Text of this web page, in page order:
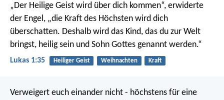
„Der Heilige Geist wird über dich kommen“, erwiderte
der Engel, „die Kraft des Höchsten wird dich
überschatten. Deshalb wird das Kind, das du zur Welt
bringst, heilig sein und Sohn Gottes genannt werden.“
Lukas 1:35 Heiliger Geist Weihnachten Kraft
Verweigert euch einander nicht - höchstens für eine